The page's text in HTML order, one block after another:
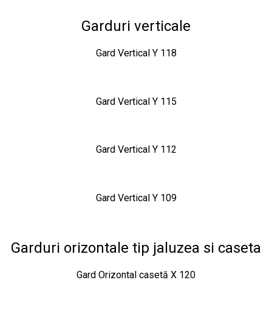
Garduri verticale
Gard Vertical Y 118
Gard Vertical Y 115
Gard Vertical Y 112
Gard Vertical Y 109
Garduri orizontale tip jaluzea si caseta
Gard Orizontal casetă X 120